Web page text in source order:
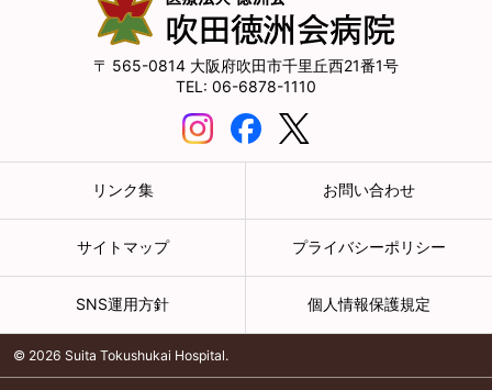
565-0814 大阪府吹田市千里丘西21番1号
06-6878-1110
リンク集 お問い合わせ
サイトマップ プライバシーポリシー
SNS運用方針 個人情報保護規定
© 2026 Suita Tokushukai Hospital.